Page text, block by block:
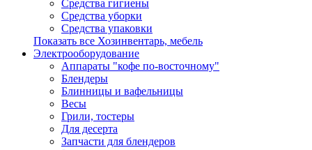
Средства гигиены
Средства уборки
Средства упаковки
Показать все Хозинвентарь, мебель
Электрооборудование
Аппараты "кофе по-восточному"
Блендеры
Блинницы и вафельницы
Весы
Грили, тостеры
Для десерта
Запчасти для блендеров